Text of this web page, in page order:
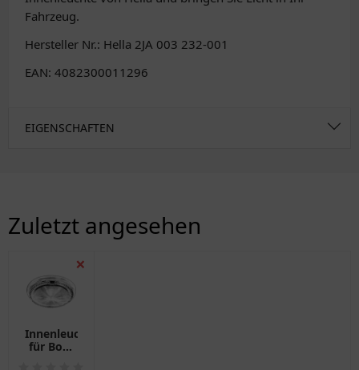
Fahrzeug.
Hersteller Nr.: Hella 2JA 003 232-001
EAN: 4082300011296
EIGENSCHAFTEN
Zuletzt angesehen
❌
Innenleuchte
für Boot